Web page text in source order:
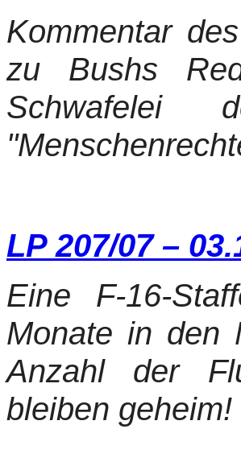
Kommentar
zu Bushs
Schwafelei
LP 207/07 –
Eine F-16-
Monate in den
Anzahl der
bleiben geheim!